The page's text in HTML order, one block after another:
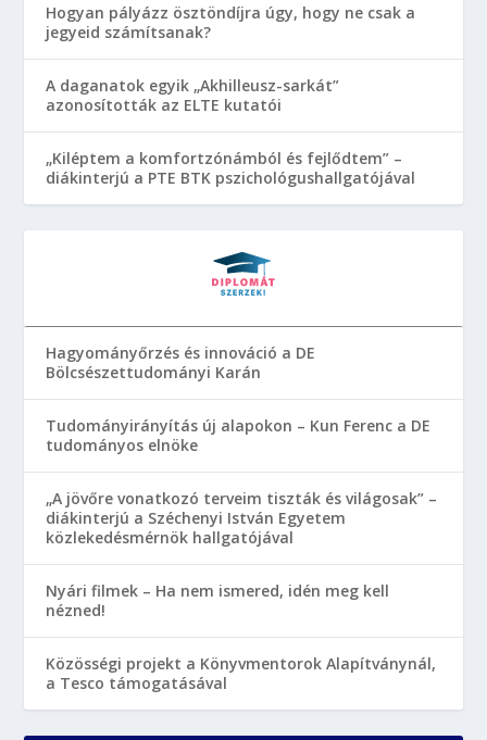
Hogyan pályázz ösztöndíjra úgy, hogy ne csak a
jegyeid számítsanak?
A daganatok egyik „Akhilleusz-sarkát”
azonosították az ELTE kutatói
„Kiléptem a komfortzónámból és fejlődtem” –
diákinterjú a PTE BTK pszichológushallgatójával
Hagyományőrzés és innováció a DE
Bölcsészettudományi Karán
Tudományirányítás új alapokon – Kun Ferenc a DE
tudományos elnöke
„A jövőre vonatkozó terveim tiszták és világosak” –
diákinterjú a Széchenyi István Egyetem
közlekedésmérnök hallgatójával
Nyári filmek – Ha nem ismered, idén meg kell
nézned!
Közösségi projekt a Könyvmentorok Alapítványnál,
a Tesco támogatásával